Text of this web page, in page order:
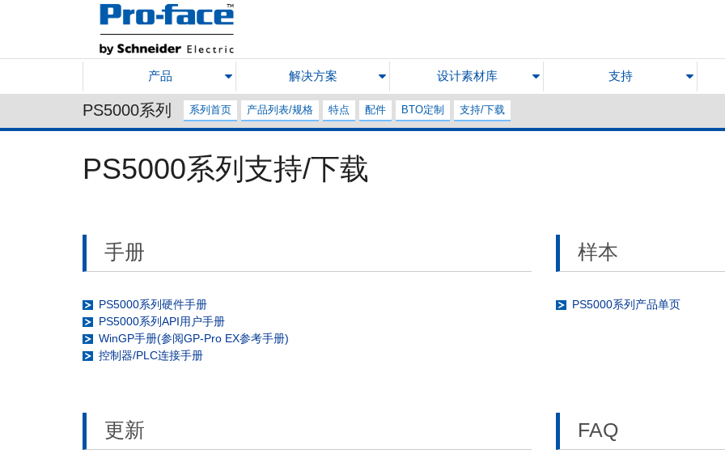
产品 解决方案 设计素材库 支持
PS5000系列 系列首页 产品列表/规格 特点 配件 BTO定制 支持/下载
PS5000系列支持/下载
手册
PS5000系列硬件手册
PS5000系列API用户手册
WinGP手册(参阅GP-Pro EX参考手册)
控制器/PLC连接手册
样本
PS5000系列产品单页
更新 FAQ